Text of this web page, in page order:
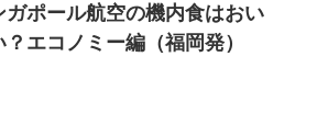
ガポール航空の機内食はおい
？エコノミー編（福岡発）